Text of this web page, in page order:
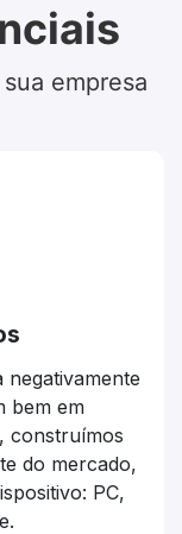
empresa
negativamente
bem em
construímos
do mercado,
PC,